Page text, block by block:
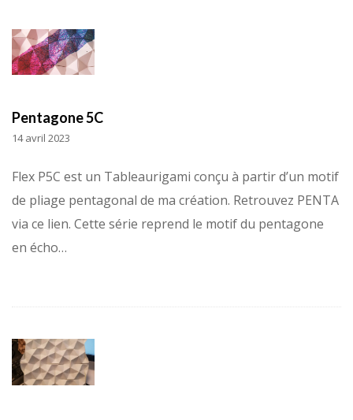
Pentagone 5C
14 avril 2023
Flex P5C est un Tableaurigami conçu à partir d’un motif
de pliage pentagonal de ma création. Retrouvez PENTA
via ce lien. Cette série reprend le motif du pentagone
en écho…